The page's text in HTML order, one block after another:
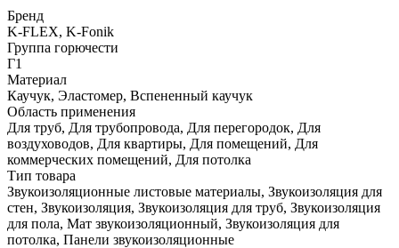
Бренд
K-FLEX, K-Fonik
Группа горючести
Г1
Материал
Каучук, Эластомер, Вспененный каучук
Область применения
Для труб, Для трубопровода, Для перегородок, Для
воздуховодов, Для квартиры, Для помещений, Для
коммерческих помещений, Для потолка
Тип товара
Звукоизоляционные листовые материалы, Звукоизоляция для
стен, Звукоизоляция, Звукоизоляция для труб, Звукоизоляция
для пола, Мат звукоизоляционный, Звукоизоляция для
потолка, Панели звукоизоляционные